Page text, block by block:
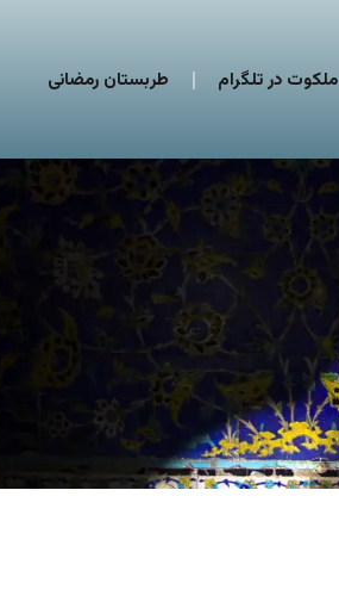
ملکوت در تلگرام طربستان رمضانی